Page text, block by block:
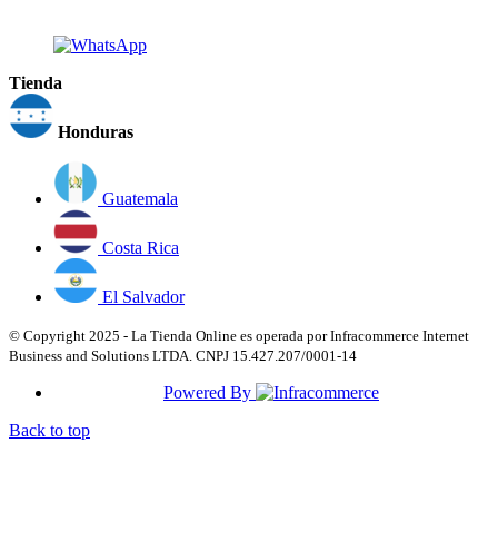
Tienda
Honduras
Guatemala
Costa Rica
El Salvador
© Copyright 2025 - La Tienda Online es operada por Infracommerce Internet
Business and Solutions LTDA. CNPJ 15.427.207/0001-14
Powered By
Back to top